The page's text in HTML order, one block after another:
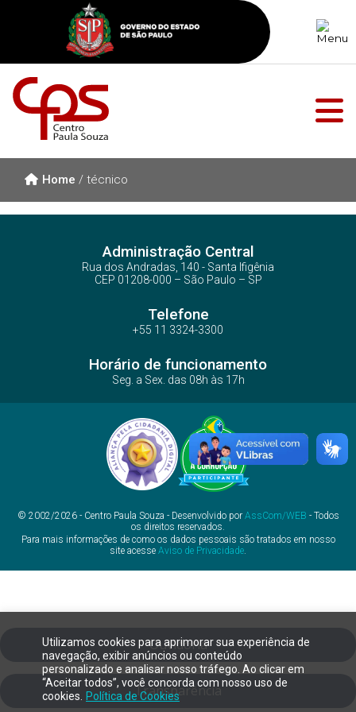
Utilizamos cookies para aprimorar sua experiência de
navegação, exibir anúncios ou conteúdo
personalizado e analisar nosso tráfego. Ao clicar em
“Aceitar todos”, você concorda com nosso uso de
cookies.
Política de Cookies
Home / técnico
Administração Central
Rua dos Andradas, 140 - Santa Ifigênia
CEP 01208-000 – São Paulo – SP
Telefone
+55 11 3324-3300
Horário de funcionamento
Seg. a Sex. das 08h às 17h
© 2002/2026 - Centro Paula Souza - Desenvolvido por AssCom/WEB - Todos
os direitos reservados.
Para mais informações de como os dados pessoais são tratados em nosso
site acesse Aviso de Privacidade.
Ouvidoria
Transparência